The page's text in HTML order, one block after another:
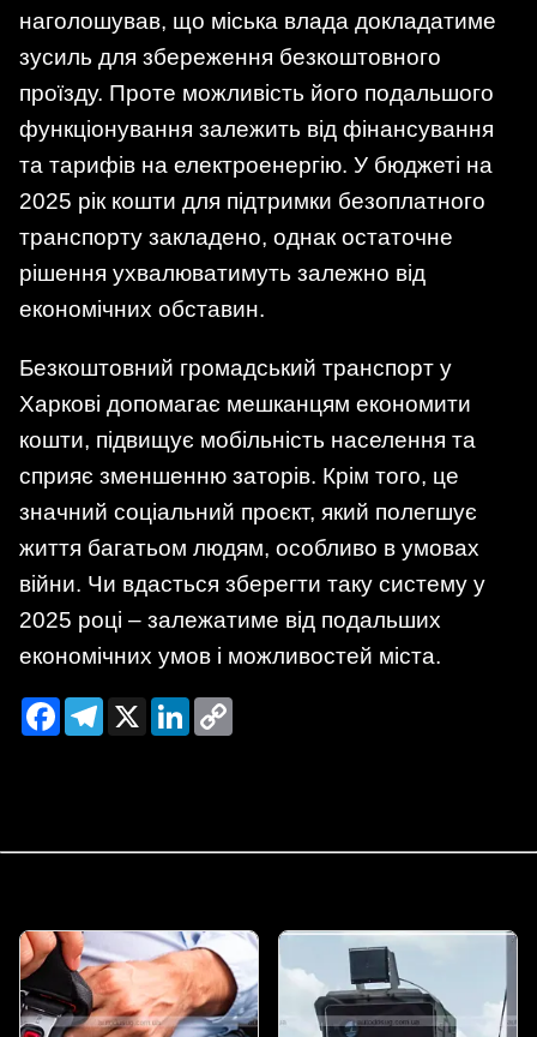
наголошував, що міська влада докладатиме
зусиль для збереження безкоштовного
проїзду. Проте можливість його подальшого
функціонування залежить від фінансування
та тарифів на електроенергію. У бюджеті на
2025 рік кошти для підтримки безоплатного
транспорту закладено, однак остаточне
рішення ухвалюватимуть залежно від
економічних обставин.
Безкоштовний громадський транспорт у
Харкові допомагає мешканцям економити
кошти, підвищує мобільність населення та
сприяє зменшенню заторів. Крім того, це
значний соціальний проєкт, який полегшує
життя багатьом людям, особливо в умовах
війни. Чи вдасться зберегти таку систему у
2025 році – залежатиме від подальших
економічних умов і можливостей міста.
FacebookTelegram
X LinkedIn